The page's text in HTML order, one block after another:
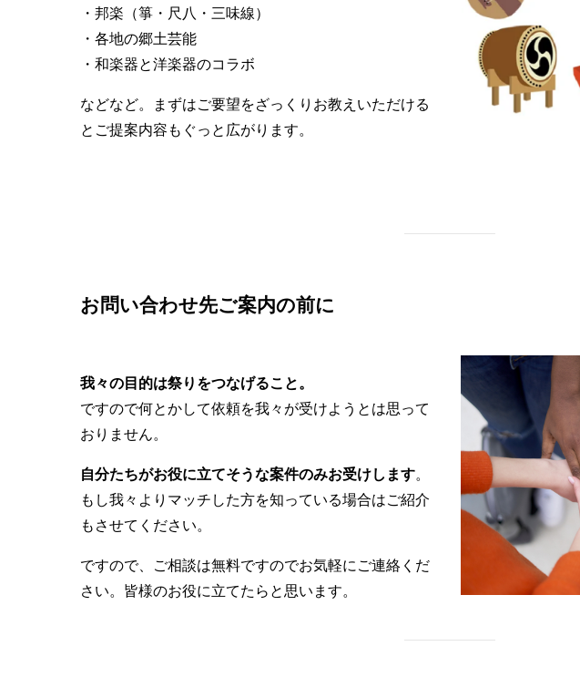
・邦楽（箏・尺八・三味線）
・各地の郷土芸能
・和楽器と洋楽器のコラボ
などなど。まずはご要望をざっくりお教えいただける
とご提案内容もぐっと広がります。
お問い合わせ先ご案内の前に
我々の目的は祭りをつなげること。
ですので何とかして依頼を我々が受けようとは思って
おりません。
自分たちがお役に立てそうな案件のみお受けします。
もし我々よりマッチした方を知っている場合はご紹介
もさせてください。
ですので、ご相談は無料ですのでお気軽にご連絡くだ
さい。皆様のお役に立てたらと思います。